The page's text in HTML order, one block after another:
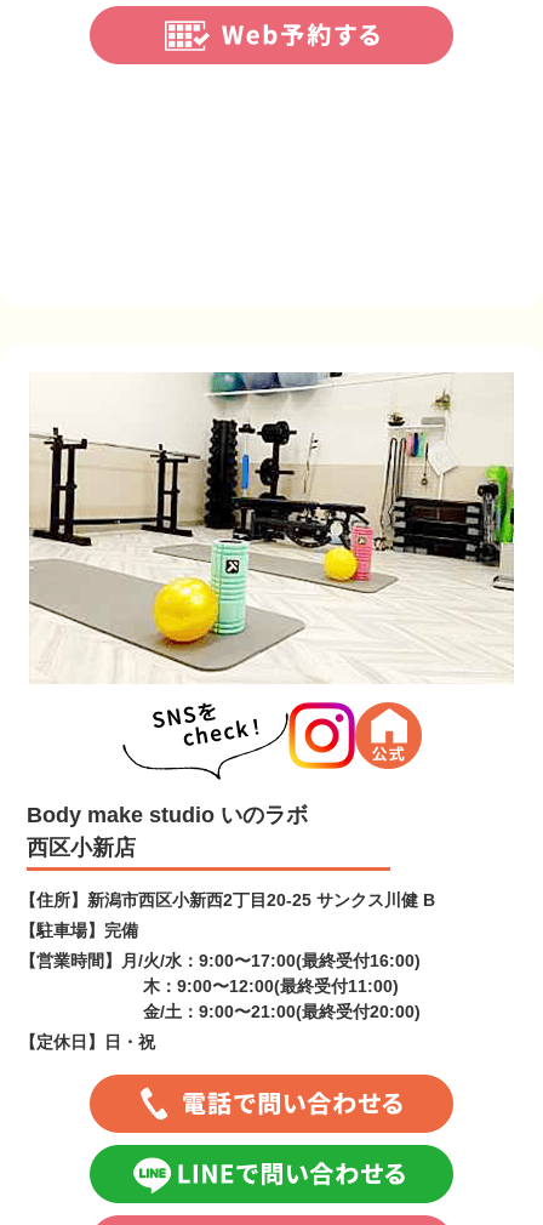
Body make studio いのラボ
西区小新店
【住所】 新潟市西区小新西2丁目20-25 サンクス川健 B
【駐車場】 完備
【営業時間】
月/火/水：9:00〜17:00(最終受付16:00)
木：9:00〜12:00(最終受付11:00)
金/土：9:00〜21:00(最終受付20:00)
【定休日】
日・祝